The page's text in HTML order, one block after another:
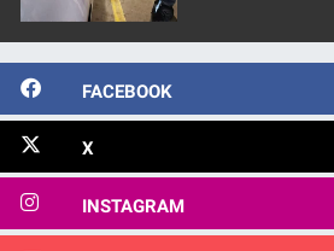
FACEBOOK
X
INSTAGRAM